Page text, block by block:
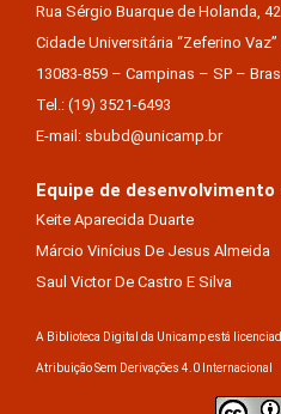
Rua Sérgio Buarque de Holanda,
Cidade Universitária “Zeferino
13083-859 – Campinas – SP –
Tel.: (19) 3521-6493
E-mail: sbubd@unicamp.br
Equipe de desenvolvimento
Keite Aparecida Duarte
Márcio Vinícius De Jesus Almeida
Saul Victor De Castro E Silva
A Biblioteca Digital da Unicamp está
Atribuição Sem Derivações 4.0 Internacional